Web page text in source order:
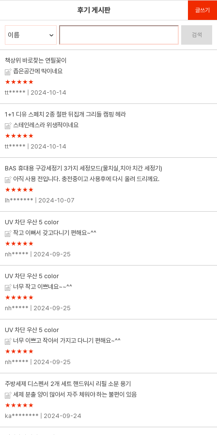
후기 게시판 글쓰기
검색
책상위 바로찾는 연필꽂이
좁은공간에 딱이네요
★★★★★
tt*****
| 2024-10-14
1+1 디유 스페치 2종 철판 뒤집개 그리들 캠핑 헤라
스테인레스라 위생적이네요
★★★★★
tt*****
| 2024-10-14
BAS 휴대용 구강세정기 3가지 세정모드(물치실,치아 치간 세정기)
아직 사용 전입니다. 충전중이고 사용후에 다시 올려 드리께요.
★★★★★
lh*******
| 2024-10-07
UV 차단 우산 5 color
작고 이뻐서 갖고다니기 편해요~^^
★★★★★
nh*****
| 2024-09-25
UV 차단 우산 5 color
너무 작고 이쁘네요~~^^
★★★★★
nh*****
| 2024-09-25
UV 차단 우산 5 color
너무 이쁘고 작아서 가지고 다니기 편해요~^^
★★★★★
nh*****
| 2024-09-25
주방세제 디스펜서 2개 세트 핸드워시 리필 소분 용기
세제 분출 양이 많아서 자주 체워야 하는 불편이 있음
★★★★★
ka********
| 2024-09-24